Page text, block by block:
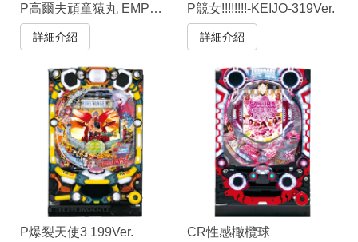
P高爾夫頑童猿丸 EMPEROR MODEL
詳細介紹
P競女!!!!!!!!-KEIJO-319Ver.
詳細介紹
P爆裂天使3 199Ver. CR性感橄欖球